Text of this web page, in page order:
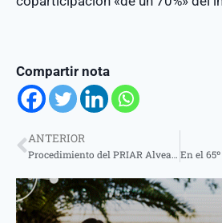
Compartir nota
ANTERIOR
Procedimiento del PRIAR Alvear: Evitaron el traslado de 27 animales vacunos sin ningún tipo de documentación